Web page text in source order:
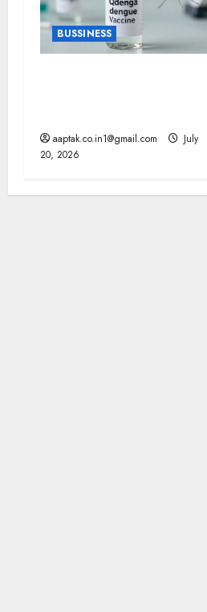
BUSSINESS
aaptak.co.in1@gmail.com
July
20, 2026